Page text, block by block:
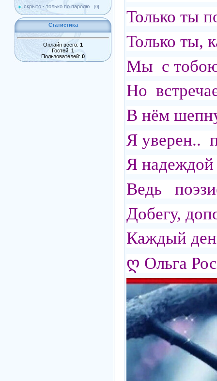
скрыто - только по паролю.. [0]
Статистика
Онлайн всего: 1
Гостей: 1
Пользователей: 0
Только ты
Только ты,
Мы с
Но
В нём
Я уверен..
Я надеждой
Ведь
Добегу,
Каждый
ღ Ольга